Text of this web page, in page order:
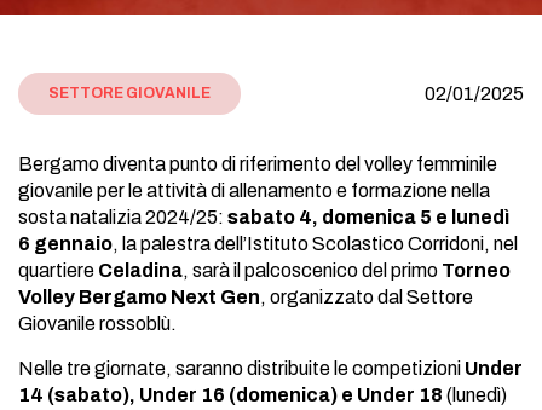
SETTORE GIOVANILE 02/01/2025
Bergamo diventa punto di riferimento del volley femminile
giovanile per le attività di allenamento e formazione nella
sosta natalizia 2024/25: sabato 4, domenica 5 e lunedì
6 gennaio, la palestra dell’Istituto Scolastico Corridoni, nel
quartiere Celadina, sarà il palcoscenico del primo Torneo
Volley Bergamo Next Gen, organizzato dal Settore
Giovanile rossoblù.
Nelle tre giornate, saranno distribuite le competizioni Under
14 (sabato), Under 16 (domenica) e Under 18 (lunedì)